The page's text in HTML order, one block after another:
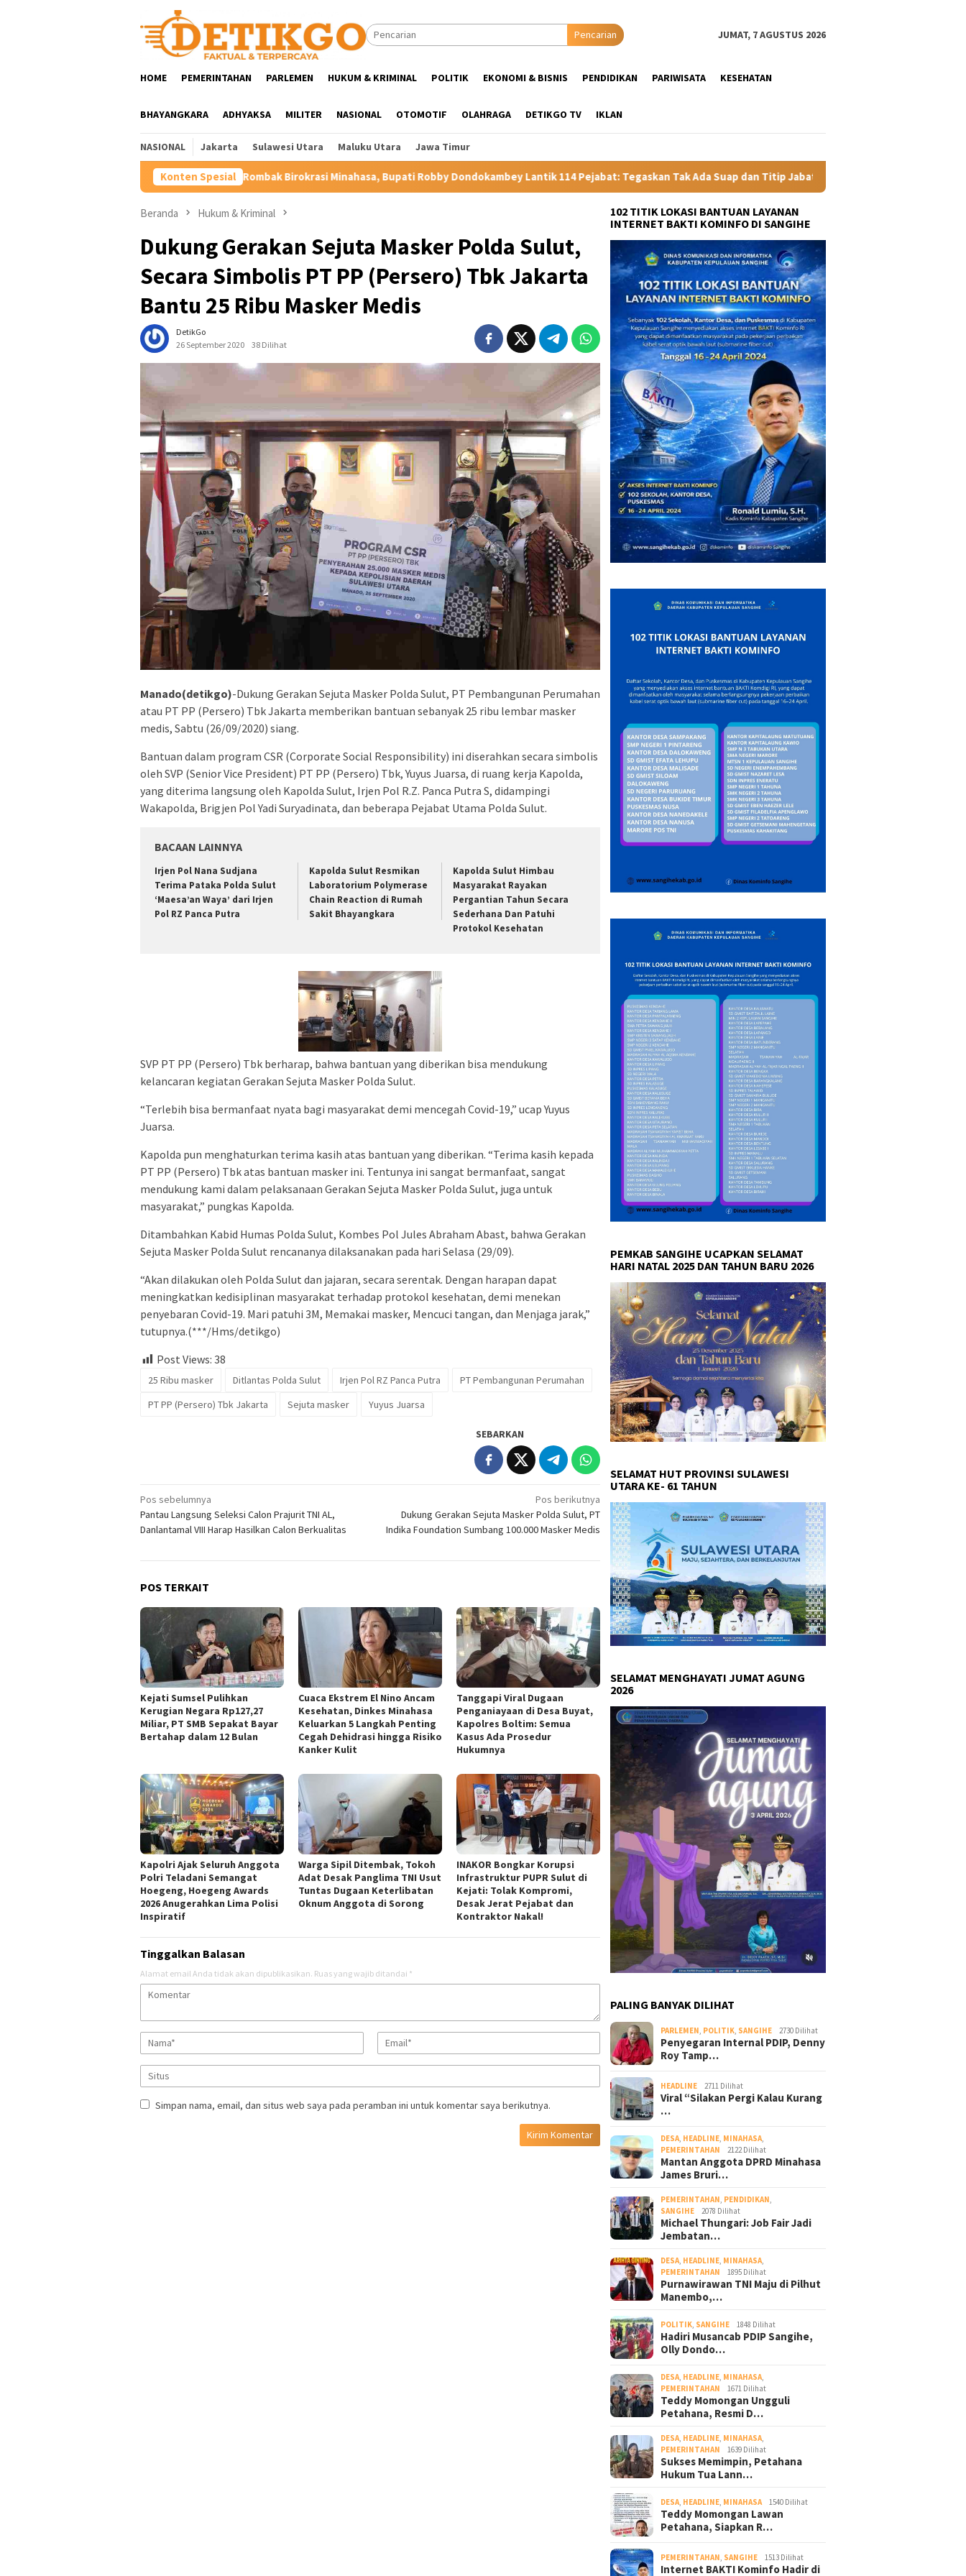
Pencarian JUMAT, 7 AGUSTUS 2026
HOME PEMERINTAHAN PARLEMEN HUKUM & KRIMINAL POLITIK EKONOMI & BISNIS PENDIDIKAN PARIWISATA KESEHATAN
BHAYANGKARA ADHYAKSA MILITER NASIONAL OTOMOTIF OLAHRAGA DETIKGO TV IKLAN
NASIONAL Jakarta Sulawesi Utara Maluku Utara Jawa Timur
Konten Spesial
Rombak Birokrasi Minahasa, Bupati Robby Dondokambey Lantik 114 Pejabat: Tegaskan Tak Ada Suap dan Titip Jabatan Gubernur YSK Rotasi Tiga Pejabat
Beranda Hukum & Kriminal
Dukung Gerakan Sejuta Masker Polda Sulut,
Secara Simbolis PT PP (Persero) Tbk Jakarta
Bantu 25 Ribu Masker Medis
DetikGo
26 September 2020
38 Dilihat
Manado(detikgo)-Dukung Gerakan Sejuta Masker Polda Sulut, PT Pembangunan Perumahan
atau PT PP (Persero) Tbk Jakarta memberikan bantuan sebanyak 25 ribu lembar masker
medis, Sabtu (26/09/2020) siang.
Bantuan dalam program CSR (Corporate Social Responsibility) ini diserahkan secara simbolis
oleh SVP (Senior Vice President) PT PP (Persero) Tbk, Yuyus Juarsa, di ruang kerja Kapolda,
yang diterima langsung oleh Kapolda Sulut, Irjen Pol R.Z. Panca Putra S, didampingi
Wakapolda, Brigjen Pol Yadi Suryadinata, dan beberapa Pejabat Utama Polda Sulut.
BACAAN LAINNYA
Irjen Pol Nana Sudjana
Terima Pataka Polda Sulut
‘Maesa’an Waya’ dari Irjen
Pol RZ Panca Putra
Kapolda Sulut Resmikan
Laboratorium Polymerase
Chain Reaction di Rumah
Sakit Bhayangkara
Kapolda Sulut Himbau
Masyarakat Rayakan
Pergantian Tahun Secara
Sederhana Dan Patuhi
Protokol Kesehatan
SVP PT PP (Persero) Tbk berharap, bahwa bantuan yang diberikan bisa mendukung
kelancaran kegiatan Gerakan Sejuta Masker Polda Sulut.
“Terlebih bisa bermanfaat nyata bagi masyarakat demi mencegah Covid-19,” ucap Yuyus
Juarsa.
Kapolda pun menghaturkan terima kasih atas bantuan yang diberikan. “Terima kasih kepada
PT PP (Persero) Tbk atas bantuan masker ini. Tentunya ini sangat bermanfaat, sangat
mendukung kami dalam pelaksanaan Gerakan Sejuta Masker Polda Sulut, juga untuk
masyarakat,” pungkas Kapolda.
Ditambahkan Kabid Humas Polda Sulut, Kombes Pol Jules Abraham Abast, bahwa Gerakan
Sejuta Masker Polda Sulut rencananya dilaksanakan pada hari Selasa (29/09).
“Akan dilakukan oleh Polda Sulut dan jajaran, secara serentak. Dengan harapan dapat
meningkatkan kedisiplinan masyarakat terhadap protokol kesehatan, demi menekan
penyebaran Covid-19. Mari patuhi 3M, Memakai masker, Mencuci tangan, dan Menjaga jarak,”
tutupnya.(***/Hms/detikgo)
Post Views: 38
25 Ribu masker Ditlantas Polda Sulut Irjen Pol RZ Panca Putra
PT Pembangunan Perumahan
PT PP (Persero) Tbk Jakarta
Sejuta masker Yuyus Juarsa
SEBARKAN
Navigasi
pos
Pos sebelumnya
Pantau Langsung Seleksi Calon Prajurit TNI AL,
Danlantamal VIII Harap Hasilkan Calon Berkualitas
Pos berikutnya
Dukung Gerakan Sejuta Masker Polda Sulut, PT
Indika Foundation Sumbang 100.000 Masker Medis
POS TERKAIT
Kejati Sumsel Pulihkan
Kerugian Negara Rp127,27
Miliar, PT SMB Sepakat Bayar
Bertahap dalam 12 Bulan
Cuaca Ekstrem El Nino Ancam
Kesehatan, Dinkes Minahasa
Keluarkan 5 Langkah Penting
Cegah Dehidrasi hingga Risiko
Kanker Kulit
Tanggapi Viral Dugaan
Penganiayaan di Desa Buyat,
Kapolres Boltim: Semua
Kasus Ada Prosedur
Hukumnya
Kapolri Ajak Seluruh Anggota
Polri Teladani Semangat
Hoegeng, Hoegeng Awards
2026 Anugerahkan Lima Polisi
Inspiratif
Warga Sipil Ditembak, Tokoh
Adat Desak Panglima TNI Usut
Tuntas Dugaan Keterlibatan
Oknum Anggota di Sorong
INAKOR Bongkar Korupsi
Infrastruktur PUPR Sulut di
Kejati: Tolak Kompromi,
Desak Jerat Pejabat dan
Kontraktor Nakal!
Tinggalkan Balasan
Alamat email Anda tidak akan dipublikasikan. Ruas yang wajib ditandai *
Simpan nama, email, dan situs web saya pada peramban ini untuk komentar saya berikutnya.
102 TITIK LOKASI BANTUAN LAYANAN
INTERNET BAKTI KOMINFO DI SANGIHE
PEMKAB SANGIHE UCAPKAN SELAMAT
HARI NATAL 2025 DAN TAHUN BARU 2026
SELAMAT HUT PROVINSI SULAWESI
UTARA KE- 61 TAHUN
SELAMAT MENGHAYATI JUMAT AGUNG
2026
PALING BANYAK DILIHAT
PARLEMEN, POLITIK, SANGIHE 2730 Dilihat
Penyegaran Internal PDIP, Denny
Roy Tamp…
HEADLINE 2711 Dilihat
Viral “Silakan Pergi Kalau Kurang
…
DESA, HEADLINE, MINAHASA,
PEMERINTAHAN
2122 Dilihat
Mantan Anggota DPRD Minahasa
James Bruri…
PEMERINTAHAN, PENDIDIKAN,
SANGIHE
2078 Dilihat
Michael Thungari: Job Fair Jadi
Jembatan…
DESA, HEADLINE, MINAHASA,
PEMERINTAHAN
1895 Dilihat
Purnawirawan TNI Maju di Pilhut
Manembo,…
POLITIK, SANGIHE 1848 Dilihat
Hadiri Musancab PDIP Sangihe,
Olly Dondo…
DESA, HEADLINE, MINAHASA,
PEMERINTAHAN
1671 Dilihat
Teddy Momongan Ungguli
Petahana, Resmi D…
DESA, HEADLINE, MINAHASA,
PEMERINTAHAN
1639 Dilihat
Sukses Memimpin, Petahana
Hukum Tua Lann…
DESA, HEADLINE, MINAHASA 1540 Dilihat
Teddy Momongan Lawan
Petahana, Siapkan R…
PEMERINTAHAN, SANGIHE 1513 Dilihat
Internet BAKTI Kominfo Hadir di